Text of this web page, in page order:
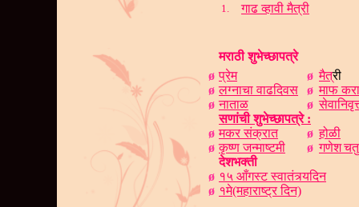
1. गाढ व्हावी मैत्री
मराठी शुभेच्छापत्रे
ø प्रेम ø मैत्री
ø लग्नाचा वाढदिवस ø माफ करा
ø नाताळ ø
सणांची शुभेच्छापत्रे :
ø मकर संक्रात ø होळी
ø कृष्ण जन्माष्टमी ø गणेश
देशभक्ती
ø १५ आँगस्ट स्वातंत्र्यदिन
ø १मे(महाराष्ट्र दिन)